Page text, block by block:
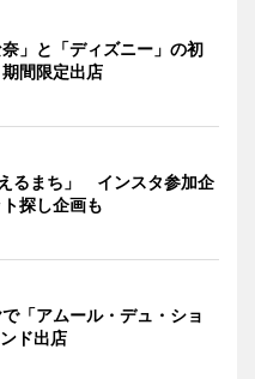
」と「ディズニー」の初
間限定出店
るまち」 インスタ参加企
探し企画も
「アムール・デュ・ショ
ド出店